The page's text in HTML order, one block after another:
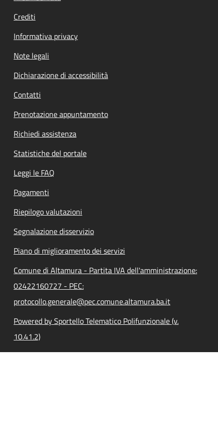
Crediti
Informativa privacy
Note legali
Dichiarazione di accessibilità
Contatti
Prenotazione appuntamento
Richiedi assistenza
Statistiche del portale
Leggi le FAQ
Pagamenti
Riepilogo valutazioni
Segnalazione disservizio
Piano di miglioramento dei servizi
Comune di Altamura - Partita IVA dell'amministrazione:
02422160727 - PEC:
protocollo.generale@pec.comune.altamura.ba.it
Powered by Sportello Telematico Polifunzionale (v.
10.41.2)